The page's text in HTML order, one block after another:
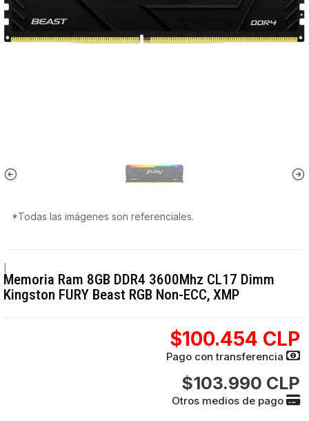
*Todas las imágenes son referenciales.
Memoria Ram 8GB DDR4 3600Mhz CL17 Dimm
Kingston FURY Beast RGB Non-ECC, XMP
$100.454 CLP
Pago con transferencia
$103.990 CLP
Otros medios de pago